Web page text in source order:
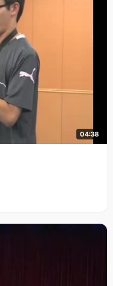
04:38